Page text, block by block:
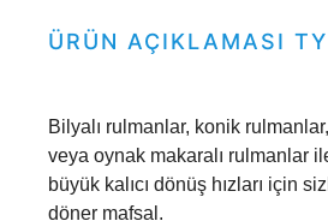
ÜRÜN AÇIKLAMASI
Bilyalı rulmanlar, konik
veya oynak makaralı rulmanlar
büyük kalıcı dönüş hızları için
döner mafsal.